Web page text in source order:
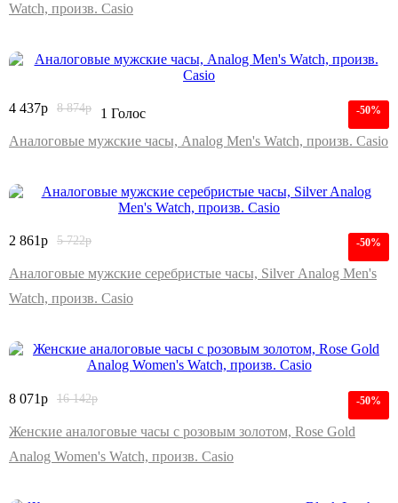
Watch, произв. Casio
-50%
4 437р 8 874р
1 Голос
Аналоговые мужские часы, Analog Men's Watch, произв. Casio
-50%
2 861р 5 722р
Аналоговые мужские серебристые часы, Silver Analog Men's
Watch, произв. Casio
-50%
8 071р 16 142р
Женские аналоговые часы с розовым золотом, Rose Gold
Analog Women's Watch, произв. Casio